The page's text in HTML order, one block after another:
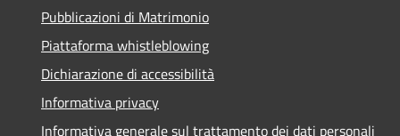
Pubblicazioni di Matrimonio
Piattaforma whistleblowing
Dichiarazione di accessibilità
Informativa privacy
Informativa generale sul trattamento dei dati personali